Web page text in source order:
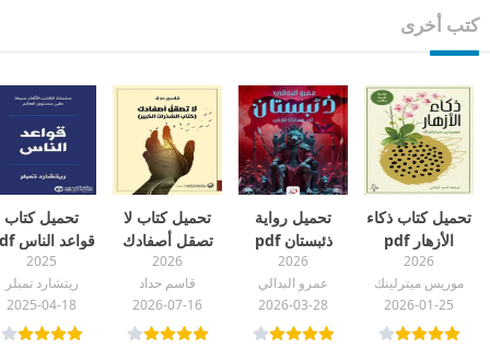
كتب أخرى
تحميل كتاب ذكاء
الأزهار pdf
2026
موريس ميترلينك
2026-01-25
تحميل رواية
ذئبستان pdf
2026
عمرو البدالي
2026-03-28
تحميل كتاب لا
تصقل أصفادك
(كتاب الشذرات
الكبير) pdf
2026
قاسم حداد
2026-07-16
تحميل كتاب
قواعد الناس pdf
2025
ريتشارد تمبلر
2025-04-18